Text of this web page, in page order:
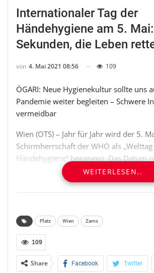
Internationaler Tag der
Händehygiene am 5.
Sekunden, die Leben
von 4. Mai 2021 08:56 109
ÖGARI: Neue Hygienekultur sollte uns
Pandemie weiter begleiten – Schwere
vermeidbar
Wien (OTS) – Jahr für Jahr wird der 5.
Schirmherrschaft der WHO als
Händehygiene“ begangen. Das Datum
gewählt: Der 5.5. steht für die fünf
die sorgfältig gereinigt werden sollten.
dieses Gesundheitstages für 2021 ist
Kampagne setzt ihren thematischen
Patientinnen und Patienten.
Im Zuge der SARS-CoV-2-Pandemie hat
WEITERLESEN..
Platz Wien Zams
109
Share Facebook Twitter